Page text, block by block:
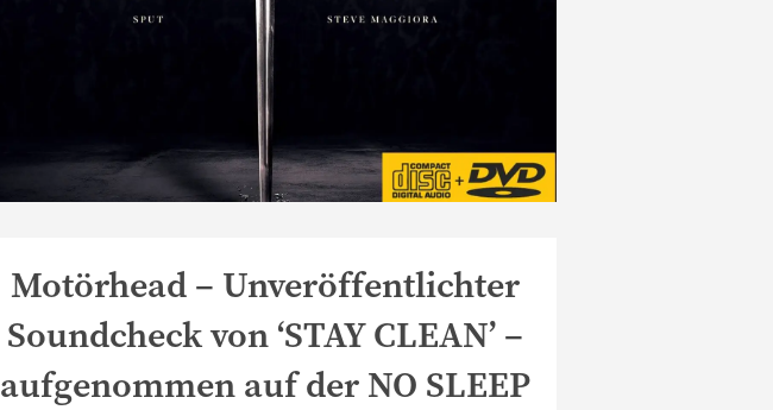
Motörhead – Unveröffentlichter
Soundcheck von ‘STAY CLEAN’ –
aufgenommen auf der NO SLEEP